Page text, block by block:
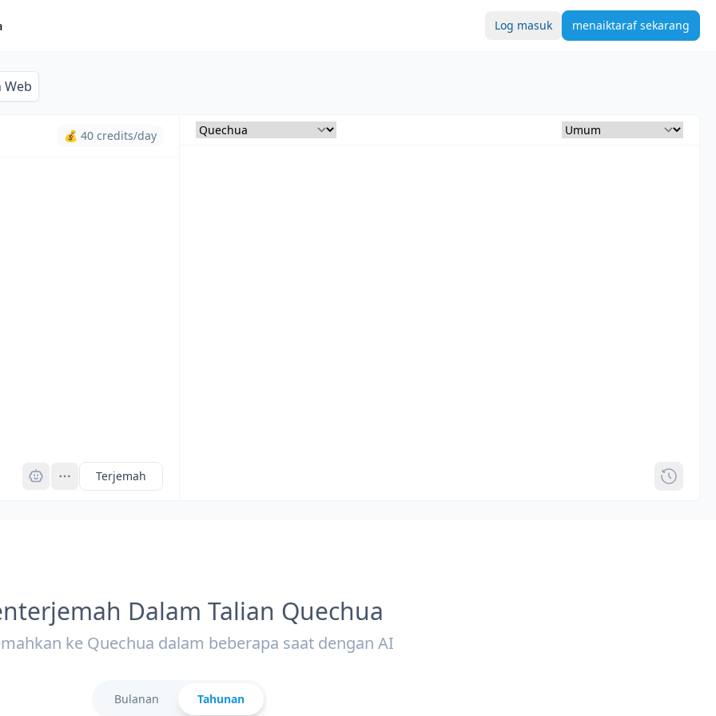
Log masuk menaiktaraf sekarang
Web
💰 40 credits/day
Terjemah
Dalam Talian Quechua
ke Quechua dalam beberapa saat dengan AI
Bulanan Tahunan